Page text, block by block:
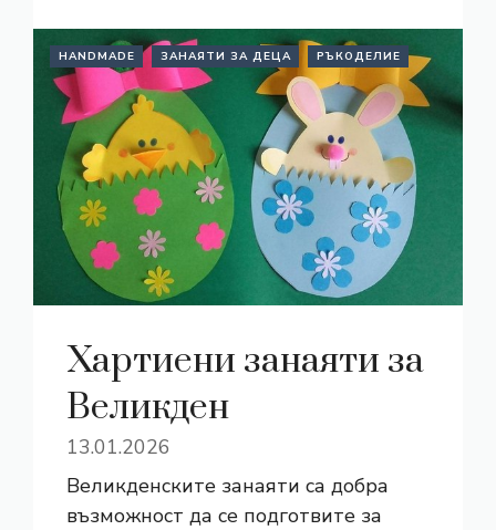
HANDMADE ЗАНАЯТИ ЗА ДЕЦА РЪКОДЕЛИЕ
Хартиени занаяти за
Великден
13.01.2026
Великденските занаяти са добра
възможност да се подготвите за